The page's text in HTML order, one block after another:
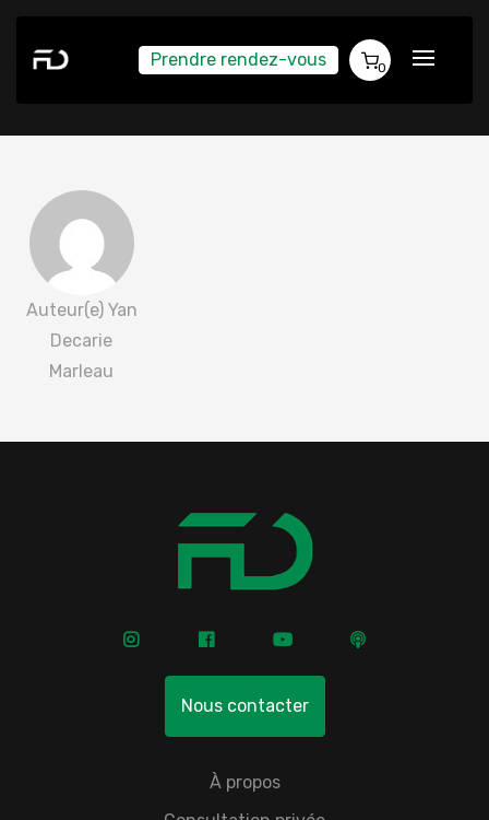
Prendre rendez-vous 0
Zoé Petit 2022-06-23
Auteur(e) Yan
Decarie
Marleau
Nous contacter
À propos